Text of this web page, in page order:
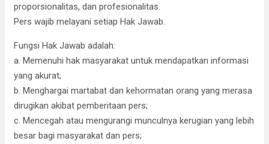
proporsionalitas, dan profesionalitas.
Pers wajib melayani setiap Hak Jawab.
Fungsi Hak Jawab adalah:
a. Memenuhi hak masyarakat untuk mendapatkan informasi
yang akurat;
b. Menghargai martabat dan kehormatan orang yang merasa
dirugikan akibat pemberitaan pers;
c. Mencegah atau mengurangi munculnya kerugian yang lebih
besar bagi masyarakat dan pers;